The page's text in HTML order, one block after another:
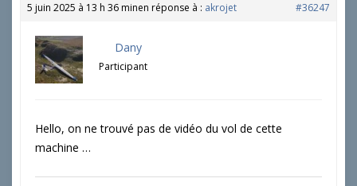
5 juin 2025 à 13 h 36 minen réponse à : akrojet #36247
Dany
Participant
Hello, on ne trouvé pas de vidéo du vol de cette
machine …